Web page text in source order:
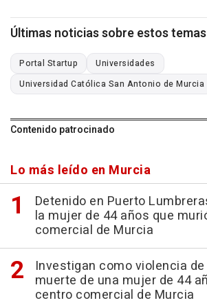
Últimas noticias sobre estos temas
Portal Startup
Universidades
Universidad Católica San Antonio de Murcia
Contenido patrocinado
Lo más leído en Murcia
Detenido en Puerto
la mujer de 44 años que
comercial de Murcia
Investigan como violencia
muerte de una mujer de 44
centro comercial de Murcia